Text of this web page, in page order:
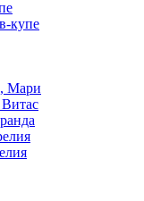
купе
Мари